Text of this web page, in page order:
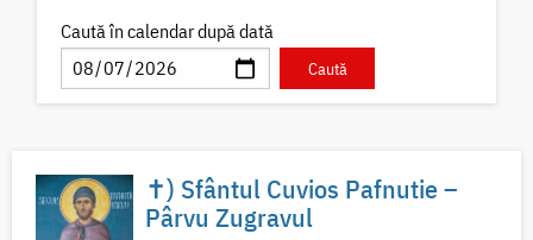
Caută în calendar după dată
✝) Sfântul Cuvios Pafnutie –
Pârvu Zugravul